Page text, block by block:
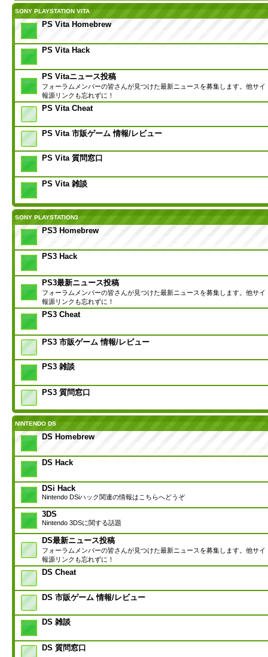
SONY PLAYSTATION VITA
PS Vita Homebrew
PS Vita Hack
PS Vitaニュース投稿
フォーラムメンバーの皆さんが見つけた最新ニュースを募集します。他サイ
報源リンクも忘れずに！
PS Vita Cheat
PS Vita 市販ゲーム 情報/レビュー
PS Vita 質問窓口
PS Vita 雑談
SONY PLAYSTATION3
PS3 Homebrew
PS3 Hack
PS3最新ニュース投稿
フォーラムメンバーの皆さんが見つけた最新ニュースを募集します。他サイ
報源リンクも忘れずに！
PS3 Cheat
PS3 市販ゲーム 情報/レビュー
PS3 雑談
PS3 質問窓口
NINTENDO DS
DS Homebrew
DS Hack
DSi Hack
Nintendo DSiハック関連の情報はこちらへどうぞ
3DS
Nintendo 3DSに関する話題
DS最新ニュース投稿
フォーラムメンバーの皆さんが見つけた最新ニュースを募集します。他サイ
報源リンクも忘れずに！
DS Cheat
DS 市販ゲーム 情報/レビュー
DS 雑談
DS 質問窓口